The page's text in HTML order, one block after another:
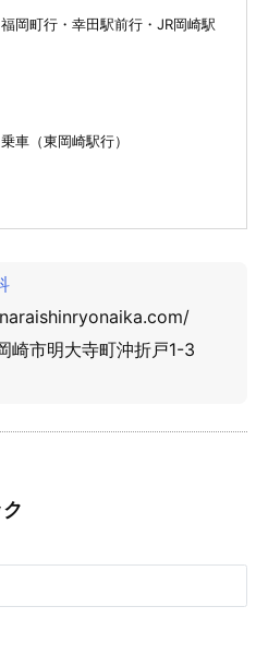
岡町行・幸田駅前行・JR岡崎駅
車（東岡崎駅行）
市明大寺町沖折戸1-3